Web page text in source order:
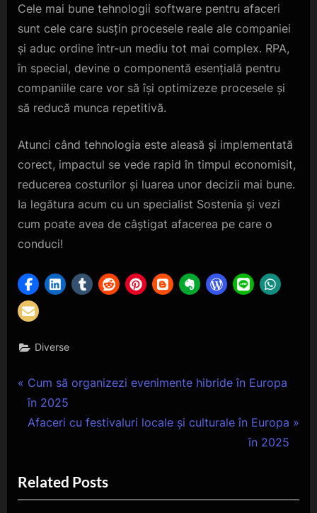
Cele mai bune tehnologii software pentru afaceri
sunt cele care susțin procesele reale ale companiei
și aduc ordine într-un mediu tot mai complex. RPA,
în special, devine o componentă esențială pentru
companiile care vor să își optimizeze procesele și
să reducă munca repetitivă.
Atunci când tehnologia este aleasă și implementată
corect, impactul se vede rapid în timpul economisit,
reducerea costurilor și luarea unor decizii mai bune.
Ia legătura acum cu un specialist Sostenia și vezi
cum poate avea de câștigat afacerea pe care o
conduci!
Diverse
Navigare
în
P
r
e
o
u
Cum să organizezi evenimente hibride în Europa
în 2025
N
t
P
Afaceri cu festivaluri locale și culturale în Europa
în 2025
Related Posts